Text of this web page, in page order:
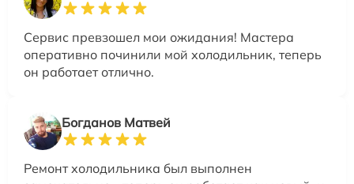
Сервис превзошел мои ожидания! Мастера
оперативно починили мой холодильник, теперь
он работает отлично.
Богданов Матвей
Ремонт холодильника был выполнен